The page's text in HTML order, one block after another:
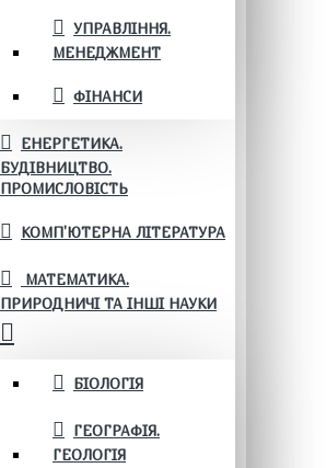
УПРАВЛІННЯ.
МЕНЕДЖМЕНТ
ФІНАНСИ
ЕНЕРГЕТИКА.
БУДІВНИЦТВО.
ПРОМИСЛОВІСТЬ
КОМП'ЮТЕРНА ЛІТЕРАТУРА
МАТЕМАТИКА.
ПРИРОДНИЧІ ТА ІНШІ НАУКИ
БІОЛОГІЯ
ГЕОГРАФІЯ.
ГЕОЛОГІЯ